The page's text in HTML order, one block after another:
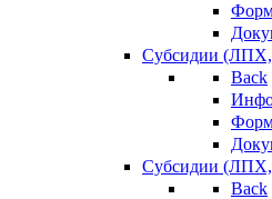
Субсидии
Back
Субсидии
Back